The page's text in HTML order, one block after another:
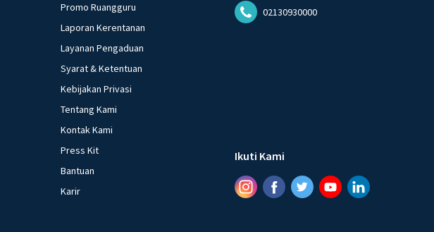
Promo Ruangguru
Laporan Kerentanan
Layanan Pengaduan
Syarat & Ketentuan
Kebijakan Privasi
Tentang Kami
Kontak Kami
Press Kit
Bantuan
Karir
02130930000
Ikuti Kami